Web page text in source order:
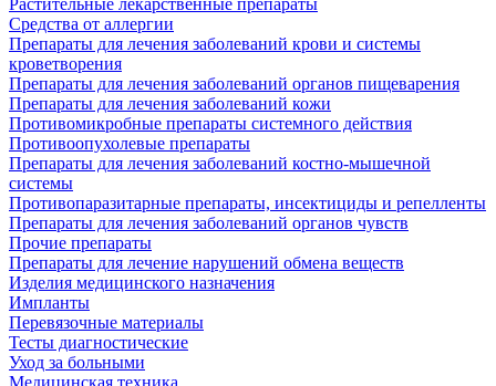
Растительные лекарственные препараты
Средства от аллергии
Препараты для лечения заболеваний крови и системы
кроветворения
Препараты для лечения заболеваний органов пищеварения
Препараты для лечения заболеваний кожи
Противомикробные препараты системного действия
Противоопухолевые препараты
Препараты для лечения заболеваний костно-мышечной
системы
Противопаразитарные препараты, инсектициды и репелленты
Препараты для лечения заболеваний органов чувств
Прочие препараты
Препараты для лечение нарушений обмена веществ
Изделия медицинского назначения
Импланты
Перевязочные материалы
Тесты диагностические
Уход за больными
Медицинская техника